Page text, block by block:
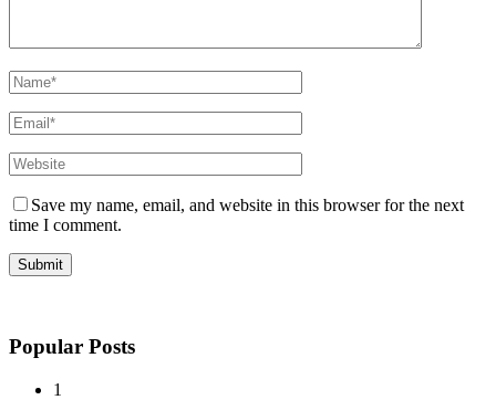
Save my name, email, and website in this browser for the next
time I comment.
Popular Posts
1